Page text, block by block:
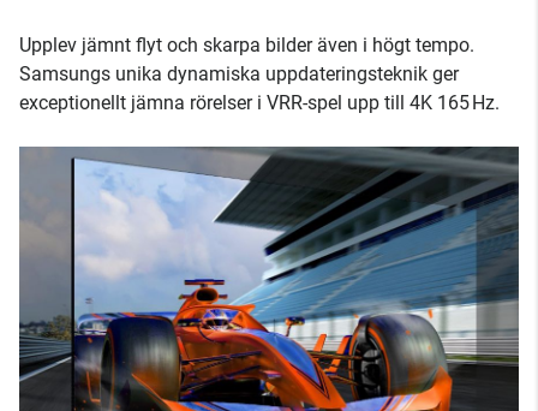
Upplev jämnt flyt och skarpa bilder även i högt tempo.
Samsungs unika dynamiska uppdateringsteknik ger
exceptionellt jämna rörelser i VRR-spel upp till 4K 165 Hz.